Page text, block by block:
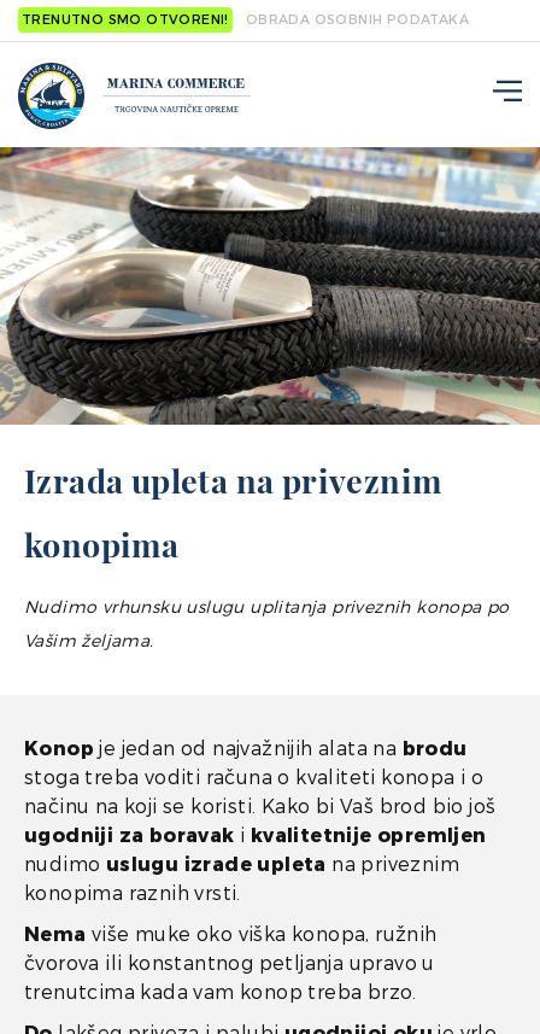
TRENUTNO SMO OTVORENI! OBRADA OSOBNIH PODATAKA
Izrada upleta na priveznim
konopima
Nudimo vrhunsku uslugu uplitanja priveznih konopa po
Vašim željama.
Konop je jedan od najvažnijih alata na brodu
stoga treba voditi računa o kvaliteti konopa i o
načinu na koji se koristi. Kako bi Vaš brod bio još
ugodniji za boravak i kvalitetnije opremljen
nudimo uslugu izrade upleta na priveznim
konopima raznih vrsti.
Nema više muke oko viška konopa, ružnih
čvorova ili konstantnog petljanja upravo u
trenutcima kada vam konop treba brzo.